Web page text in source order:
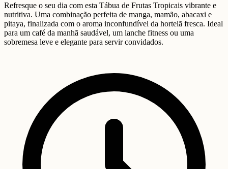
Refresque o seu dia com esta Tábua de Frutas Tropicais vibrante e
nutritiva. Uma combinação perfeita de manga, mamão, abacaxi e
pitaya, finalizada com o aroma inconfundível da hortelã fresca. Ideal
para um café da manhã saudável, um lanche fitness ou uma
sobremesa leve e elegante para servir convidados.